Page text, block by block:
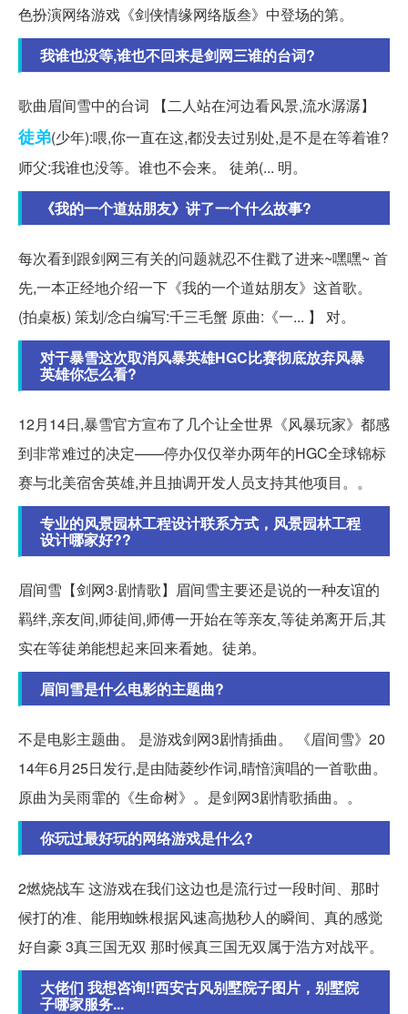
色扮演网络游戏《剑侠情缘网络版叁》中登场的第。
我谁也没等,谁也不回来是剑网三谁的台词?
歌曲眉间雪中的台词 【二人站在河边看风景,流水潺潺】
徒弟(少年):喂,你一直在这,都没去过别处,是不是在等着谁?
师父:我谁也没等。谁也不会来。 徒弟(... 明。
《我的一个道姑朋友》讲了一个什么故事?
每次看到跟剑网三有关的问题就忍不住戳了进来~嘿嘿~ 首
先,一本正经地介绍一下《我的一个道姑朋友》这首歌。
(拍桌板) 策划/念白编写:千三毛蟹 原曲:《一... 】 对。
对于暴雪这次取消风暴英雄HGC比赛彻底放弃风暴
英雄你怎么看?
12月14日,暴雪官方宣布了几个让全世界《风暴玩家》都感
到非常难过的决定——停办仅仅举办两年的HGC全球锦标
赛与北美宿舍英雄,并且抽调开发人员支持其他项目。。
专业的风景园林工程设计联系方式，风景园林工程
设计哪家好??
眉间雪【剑网3·剧情歌】眉间雪主要还是说的一种友谊的
羁绊,亲友间,师徒间,师傅一开始在等亲友,等徒弟离开后,其
实在等徒弟能想起来回来看她。徒弟。
眉间雪是什么电影的主题曲?
不是电影主题曲。 是游戏剑网3剧情插曲。 《眉间雪》20
14年6月25日发行,是由陆菱纱作词,晴愔演唱的一首歌曲。
原曲为吴雨霏的《生命树》。是剑网3剧情歌插曲。。
你玩过最好玩的网络游戏是什么?
2燃烧战车 这游戏在我们这边也是流行过一段时间、那时
候打的准、能用蜘蛛根据风速高抛秒人的瞬间、真的感觉
好自豪 3真三国无双 那时候真三国无双属于浩方对战平。
大佬们 我想咨询!!西安古风别墅院子图片，别墅院
子哪家服务...